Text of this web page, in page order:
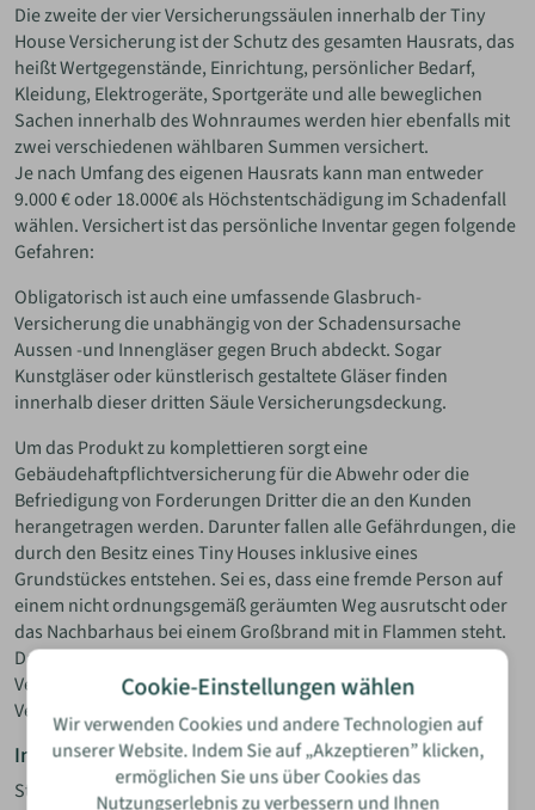
Die zweite der vier Versicherungssäulen innerhalb der Tiny
House Versicherung ist der Schutz des gesamten Hausrats, das
heißt Wertgegenstände, Einrichtung, persönlicher Bedarf,
Kleidung, Elektrogeräte, Sportgeräte und alle beweglichen
Sachen innerhalb des Wohnraumes werden hier ebenfalls mit
zwei verschiedenen wählbaren Summen versichert.
Je nach Umfang des eigenen Hausrats kann man entweder
9.000 € oder 18.000€ als Höchstentschädigung im Schadenfall
wählen. Versichert ist das persönliche Inventar gegen folgende
Gefahren:
Obligatorisch ist auch eine umfassende Glasbruch-
Versicherung die unabhängig von der Schadensursache
Aussen -und Innengläser gegen Bruch abdeckt. Sogar
Kunstgläser oder künstlerisch gestaltete Gläser finden
innerhalb dieser dritten Säule Versicherungsdeckung.
Um das Produkt zu komplettieren sorgt eine
Gebäudehaftpflichtversicherung für die Abwehr oder die
Befriedigung von Forderungen Dritter die an den Kunden
herangetragen werden. Darunter fallen alle Gefährdungen, die
durch den Besitz eines Tiny Houses inklusive eines
Grundstückes entstehen. Sei es, dass eine fremde Person auf
einem nicht ordnungsgemäß geräumten Weg ausrutscht oder
das Nachbarhaus bei einem Großbrand mit in Flammen steht.
Dazu stehen 2.000.000 € für Sach- oder Personenschäden zur
Verfügung. Zusätzlich gelten auch entstandene
Vermögensschäden als versichert.
Im Schadenfall läuft das wie genau ab?
Stürme, Schnee, Brände, Einbrüche, aber auch andere
Cookie-Einstellungen wählen
Wir verwenden Cookies und andere Technologien auf
unserer Website. Indem Sie auf „Akzeptieren” klicken,
ermöglichen Sie uns über Cookies das
Nutzungserlebnis zu verbessern und Ihnen